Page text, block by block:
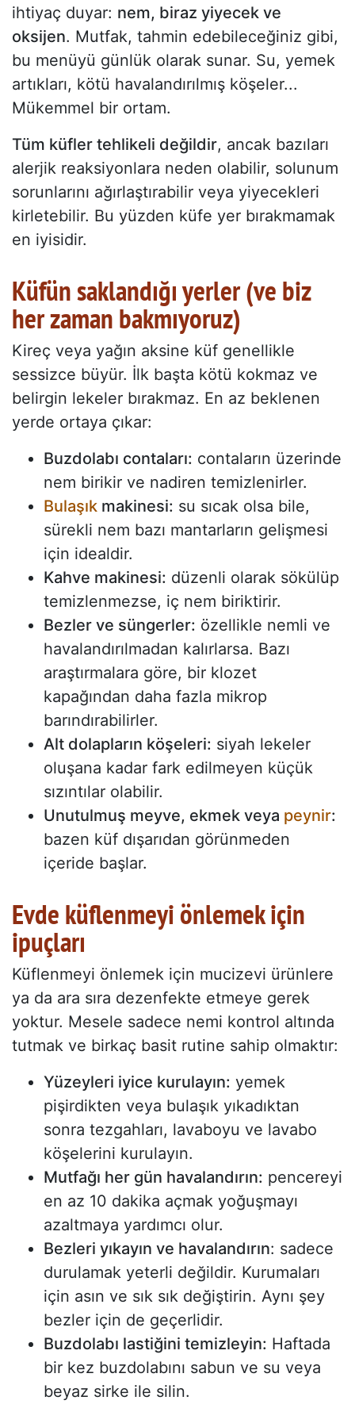
ihtiyaç duyar: nem, biraz yiyecek ve
oksijen. Mutfak, tahmin edebileceğiniz gibi,
bu menüyü günlük olarak sunar. Su, yemek
artıkları, kötü havalandırılmış köşeler...
Mükemmel bir ortam.
Tüm küfler tehlikeli değildir, ancak bazıları
alerjik reaksiyonlara neden olabilir, solunum
sorunlarını ağırlaştırabilir veya yiyecekleri
kirletebilir. Bu yüzden küfe yer bırakmamak
en iyisidir.
Küfün saklandığı yerler (ve biz
her zaman bakmıyoruz)
Kireç veya yağın aksine küf genellikle
sessizce büyür. İlk başta kötü kokmaz ve
belirgin lekeler bırakmaz. En az beklenen
yerde ortaya çıkar:
Buzdolabı contaları: contaların üzerinde
nem birikir ve nadiren temizlenirler.
Bulaşık makinesi: su sıcak olsa bile,
sürekli nem bazı mantarların gelişmesi
için idealdir.
Kahve makinesi: düzenli olarak sökülüp
temizlenmezse, iç nem biriktirir.
Bezler ve süngerler: özellikle nemli ve
havalandırılmadan kalırlarsa. Bazı
araştırmalara göre, bir klozet
kapağından daha fazla mikrop
barındırabilirler.
Alt dolapların köşeleri: siyah lekeler
oluşana kadar fark edilmeyen küçük
sızıntılar olabilir.
Unutulmuş meyve, ekmek veya peynir:
bazen küf dışarıdan görünmeden
içeride başlar.
Evde küflenmeyi önlemek için
ipuçları
Küflenmeyi önlemek için mucizevi ürünlere
ya da ara sıra dezenfekte etmeye gerek
yoktur. Mesele sadece nemi kontrol altında
tutmak ve birkaç basit rutine sahip olmaktır:
Yüzeyleri iyice kurulayın: yemek
pişirdikten veya bulaşık yıkadıktan
sonra tezgahları, lavaboyu ve lavabo
köşelerini kurulayın.
Mutfağı her gün havalandırın: pencereyi
en az 10 dakika açmak yoğuşmayı
azaltmaya yardımcı olur.
Bezleri yıkayın ve havalandırın: sadece
durulamak yeterli değildir. Kurumaları
için asın ve sık sık değiştirin. Aynı şey
bezler için de geçerlidir.
Buzdolabı lastiğini temizleyin: Haftada
bir kez buzdolabını sabun ve su veya
beyaz sirke ile silin.